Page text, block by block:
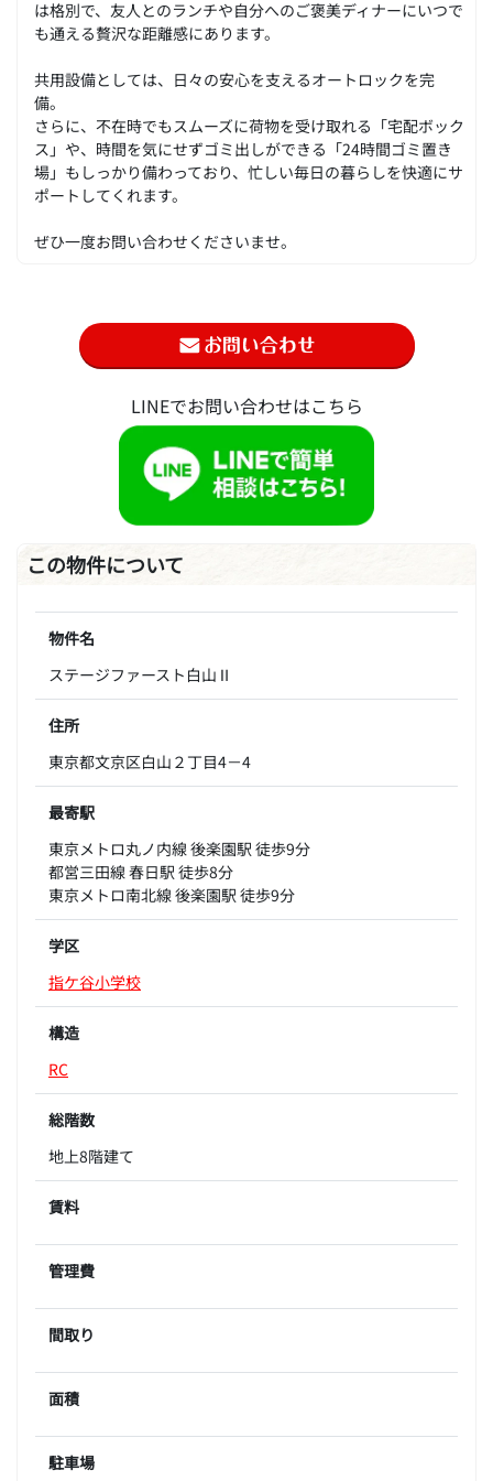
は格別で、友人とのランチや自分へのご褒美ディナーにいつで
も通える贅沢な距離感にあります。
共用設備としては、日々の安心を支えるオートロックを完
備。
さらに、不在時でもスムーズに荷物を受け取れる「宅配ボック
ス」や、時間を気にせずゴミ出しができる「24時間ゴミ置き
場」もしっかり備わっており、忙しい毎日の暮らしを快適にサ
ポートしてくれます。
ぜひ一度お問い合わせくださいませ。
LINEでお問い合わせはこちら
この物件について
物件名
ステージファースト白山Ⅱ
住所
東京都文京区白山２丁目4－4
最寄駅
東京メトロ丸ノ内線 後楽園駅 徒歩9分
都営三田線 春日駅 徒歩8分
東京メトロ南北線 後楽園駅 徒歩9分
学区
指ケ谷小学校
構造
RC
総階数
地上8階建て
賃料
管理費
間取り
面積
駐車場